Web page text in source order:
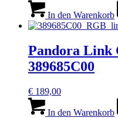
In den Warenkorb
Pandora Link
389685C00
€ 189,00
In den Warenkorb